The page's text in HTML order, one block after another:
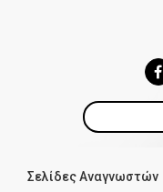
Αναζήτηση
Σελίδες Αναγνωστών